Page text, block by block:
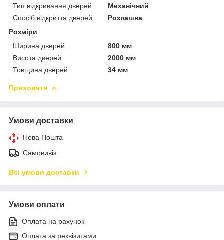
Тип відкривання дверей
Механічний
Спосіб відкриття дверей
Розпашна
Розміри
Ширина дверей
800 мм
Висота дверей
2000 мм
Товщина дверей
34 мм
Приховати
Умови доставки
Нова Пошта
Самовивіз
Всі умови доставки
Умови оплати
Оплата на рахунок
Оплата за реквізитами